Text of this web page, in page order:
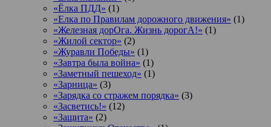
«Ёлка ПДД» (1)
«Елка по Правилам дорожного движения» (1)
«Железная дорОга. Жизнь дорогА!» (1)
«Жилой сектор» (2)
«Журавли Победы» (1)
«Завтра была война» (1)
«Заметный пешеход» (1)
«Зарница» (3)
«Зарядка со стражем порядка» (3)
«Засветись!» (12)
«Защита» (2)